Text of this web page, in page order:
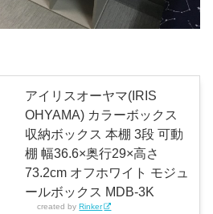
アイリスオーヤマ(IRIS
OHYAMA) カラーボックス
収納ボックス 本棚 3段 可動
棚 幅36.6×奥行29×高さ
73.2cm オフホワイト モジュ
ールボックス MDB-3K
created byRinker